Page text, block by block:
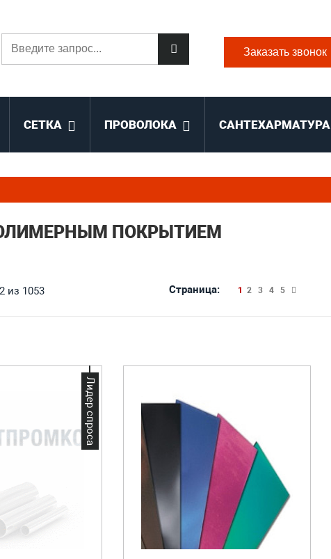
Заказать звонок
СЕТКА ПРОВОЛОКА САНТЕХАРМАТУРА
ПОКРЫТИЕМ
из 1053 Страница: 1 2 3 4 5
Лидер спроса